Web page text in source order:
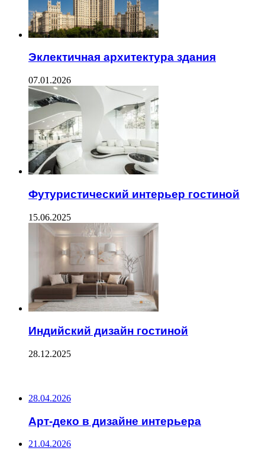
Эклектичная архитектура здания
07.01.2026
Футуристический интерьер гостиной
15.06.2025
Индийский дизайн гостиной
28.12.2025
28.04.2026
Арт-деко в дизайне интерьера
21.04.2026